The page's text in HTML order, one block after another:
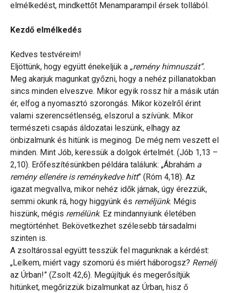
elmélkedést, mindkettőt Menamparampil érsek tollából.
Kezdő elmélkedés
Kedves testvéreim!
Eljöttünk, hogy együtt énekeljük a „remény himnuszát”.
Meg akarjuk magunkat győzni, hogy a nehéz pillanatokban
sincs minden elveszve. Mikor egyik rossz hír a másik után
ér, elfog a nyomasztó szorongás. Mikor közelről érint
valami szerencsétlenség, elszorul a szívünk. Mikor
természeti csapás áldozatai leszünk, elhagy az
önbizalmunk és hitünk is meginog. De még nem veszett el
minden. Mint Jób, keressük a dolgok értelmét. (Jób 1,13 –
2,10). Erőfeszítésünkben példára találunk: „Ábrahám a
remény ellenére is reménykedve hitt” (Róm 4,18). Az
igazat megvallva, mikor nehéz idők járnak, úgy érezzük,
semmi okunk rá, hogy higgyünk és reméljünk. Mégis
hiszünk, mégis remélünk. Ez mindannyiunk életében
megtörténhet. Bekövetkezhet szélesebb társadalmi
szinten is.
A zsoltárossal együtt tesszük fel magunknak a kérdést:
„Lelkem, miért vagy szomorú és miért háborogsz? Remélj
az Úrban!” (Zsolt 42,6). Megújítjuk és megerősítjük
hitünket, megőrizzük bizalmunkat az Úrban, hisz ő